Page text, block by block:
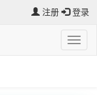
注册 登录